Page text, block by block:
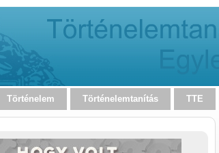
Történelem Történelemtanítás TTE